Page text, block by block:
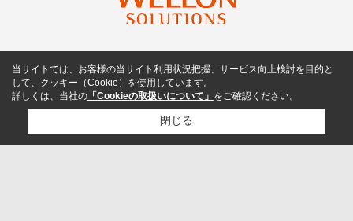
当サイトでは、お客様の当サイト利用状況把握、サービス向上検討を目的と
して、クッキー（Cookie）を使用しています。
詳しくは、当社の 「Cookieの取扱いについて」 をご確認ください。
閉じる